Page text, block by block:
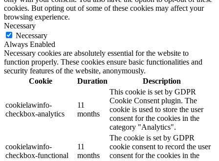
cookies. But opting out of some of these cookies may affect your
browsing experience.
Necessary
Necessary
Always Enabled
Necessary cookies are absolutely essential for the website to
function properly. These cookies ensure basic functionalities and
security features of the website, anonymously.
Cookie
Duration Description
cookielawinfo-
checkbox-analytics
11
months
This cookie is set by GDPR
Cookie Consent plugin. The
cookie is used to store the user
consent for the cookies in the
category "Analytics".
cookielawinfo-
checkbox-functional
11
months
The cookie is set by GDPR
cookie consent to record the user
consent for the cookies in the